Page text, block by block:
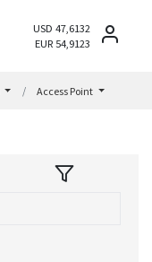
USD 47,6132
EUR 54,9123
Access Point